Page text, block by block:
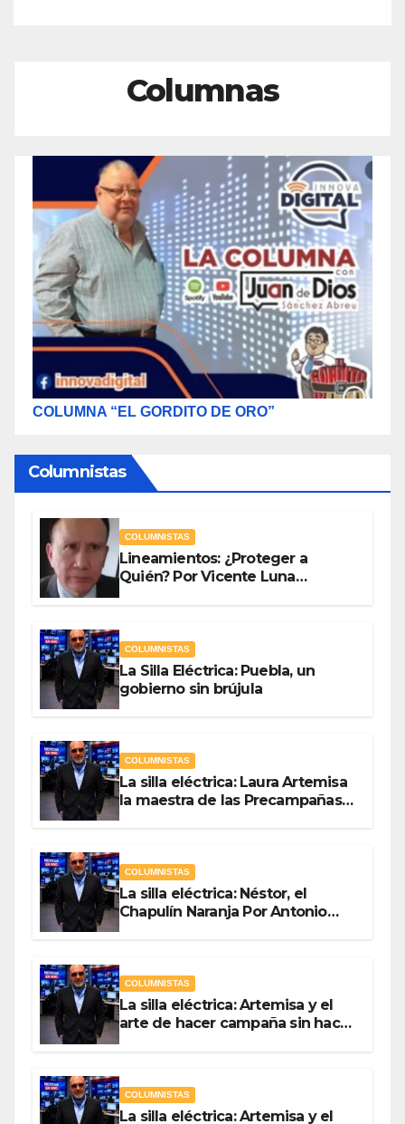
Columnas
COLUMNA “EL GORDITO DE ORO”
Columnistas
COLUMNISTAS
Lineamientos: ¿Proteger a
Quién? Por Vicente Luna
COLUMNISTAS
La Silla Eléctrica: Puebla, un
gobierno sin brújula
COLUMNISTAS
La silla eléctrica: Laura Artemisa
la maestra de las Precampañas
COLUMNISTAS
La silla eléctrica: Néstor, el
Chapulín Naranja Por Antonio
COLUMNISTAS
La silla eléctrica: Artemisa y el
arte de hacer campaña sin hacer
COLUMNISTAS
La silla eléctrica: Artemisa y el